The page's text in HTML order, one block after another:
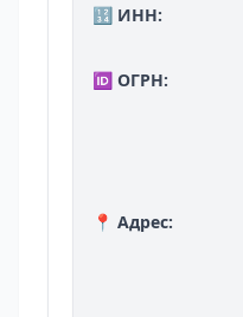
🔢 ИНН:
🆔 ОГРН:
📍 Адрес: